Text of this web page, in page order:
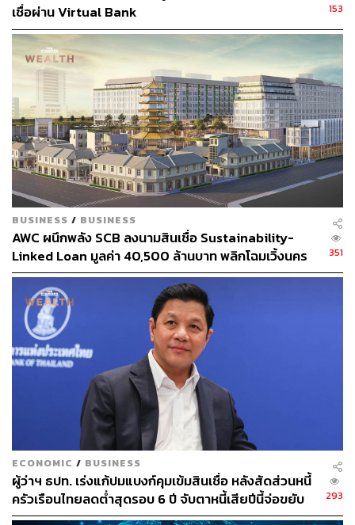
308
ABOUT THE AUTHOR
ดำรงเกียรติ มาลา
Content Creator THE STANDARD WEALTH
เชื่อผ่าน Virtual Bank
153
BUSINESS / BUSINESS
AWC ผนึกพลัง SCB ลงนามสินเชื่อ Sustainability-
Linked Loan มูลค่า 40,500 ล้านบาท พลิกโฉมเวิ้งนคร
เกษมสู่มิกซ์ยูสระดับโลก
351
ECONOMIC / BUSINESS
ผู้ว่าฯ ธปท. เร่งแก้ปมแบงก์คุมเข้มสินเชื่อ หลังสัดส่วนหนี้
ครัวเรือนไทยลดต่ำสุดรอบ 6 ปี จับตาหนี้เสียปีนี้จ่อขยับ
ขึ้น
293